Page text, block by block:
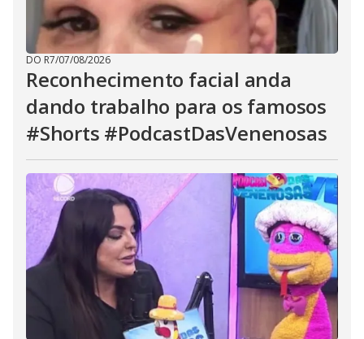
DO R7/07/08/2026
Reconhecimento facial anda
dando trabalho para os famosos
#Shorts #PodcastDasVenenosas